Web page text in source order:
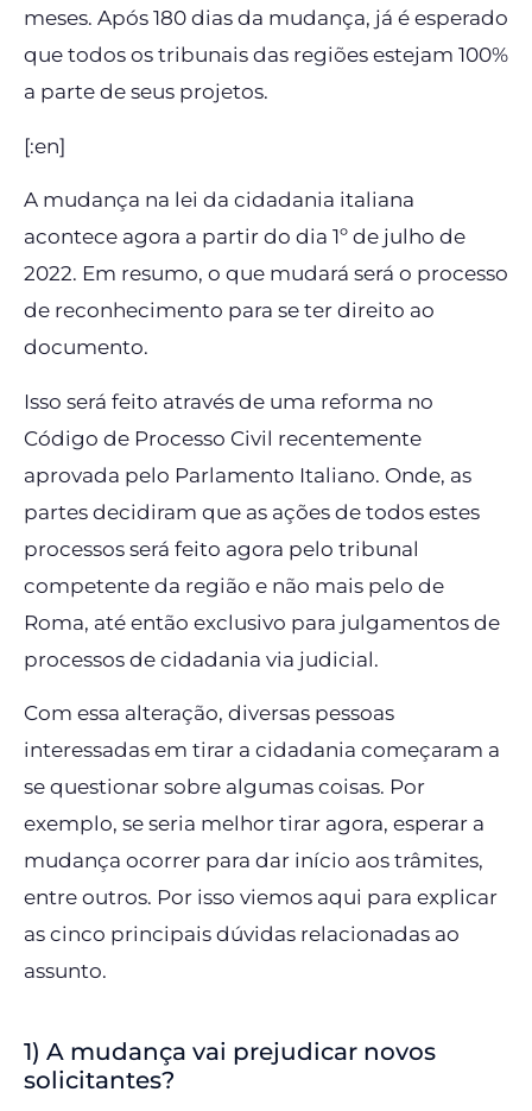
meses. Após 180 dias da mudança, já é esperado
que todos os tribunais das regiões estejam 100%
a parte de seus projetos.
[:en]
A mudança na lei da cidadania italiana
acontece agora a partir do dia 1º de julho de
2022. Em resumo, o que mudará será o processo
de reconhecimento para se ter direito ao
documento.
Isso será feito através de uma reforma no
Código de Processo Civil recentemente
aprovada pelo Parlamento Italiano. Onde, as
partes decidiram que as ações de todos estes
processos será feito agora pelo tribunal
competente da região e não mais pelo de
Roma, até então exclusivo para julgamentos de
processos de cidadania via judicial.
Com essa alteração, diversas pessoas
interessadas em tirar a cidadania começaram a
se questionar sobre algumas coisas. Por
exemplo, se seria melhor tirar agora, esperar a
mudança ocorrer para dar início aos trâmites,
entre outros. Por isso viemos aqui para explicar
as cinco principais dúvidas relacionadas ao
assunto.
1) A mudança vai prejudicar novos
solicitantes?